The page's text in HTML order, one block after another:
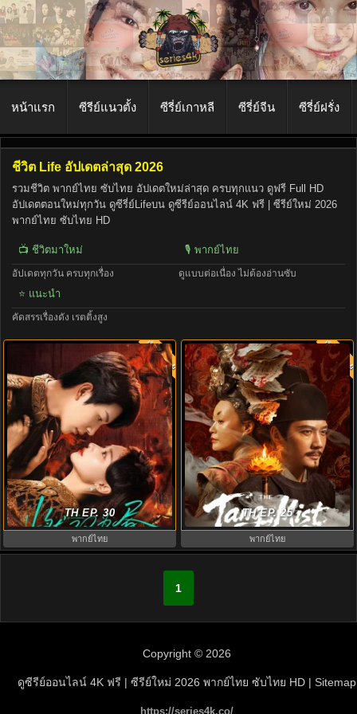
หน้าแรก ซีรีย์แนวตั้ง ซีรี่ย์เกาหลี ซีรี่ย์จีน ซีรี่ย์ฝรั่ง
ชีวิต Life อัปเดตล่าสุด 2026
รวมชีวิต พากย์ไทย ซับไทย อัปเดตใหม่ล่าสุด ครบทุกแนว ดูฟรี Full HD
อัปเดตตอนใหม่ทุกวัน ดูซีรี่ย์Lifeบน ดูซีรีย์ออนไลน์ 4K ฟรี | ซีรีย์ใหม่ 2026
พากย์ไทย ซับไทย HD
📺 ชีวิตมาใหม่
อัปเดตทุกวัน ครบทุกเรื่อง
🎙️ พากย์ไทย
ดูแบบต่อเนื่อง ไม่ต้องอ่านซับ
⭐ แนะนำ
คัดสรรเรื่องดัง เรตติ้งสูง
Twin Fire Dawn ซับไทย (2026) กล
รักเพลิงทิวา EP.1-30 (จบ)
พากย์ไทย
TH EP. 30
พากย์ไทย
The Tang Mist S1 ซับไทย (2026)
หมอกปริศนาแห่งราชวงศ์ถัง ภาค1
9.0 พากย์ไทย
TH EP. 25
พากย์ไทย
1
Copyright © 2026
ดูซีรีย์ออนไลน์ 4K ฟรี | ซีรีย์ใหม่ 2026 พากย์ไทย ซับไทย HD | Sitemap
https://series4k.co/